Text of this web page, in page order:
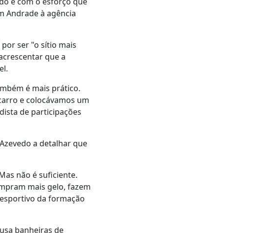
Andrade à agência
ser "o sítio mais
que a
é mais prático.
e colocávamos um
de participações
a detalhar que
não é suficiente.
mais gelo, fazem
da formação
banheiras de